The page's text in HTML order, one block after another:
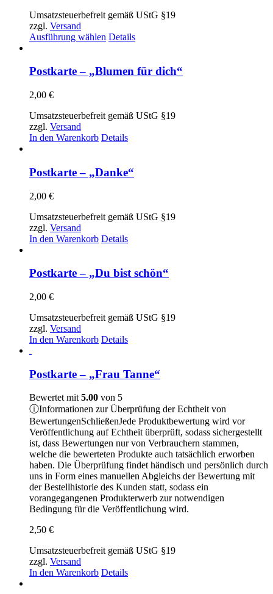
bis
Umsatzsteuerbefreit gemäß UStG §19
zzgl. Versand
Ausführung wählen Dieses
mehrere
Optionen
können
auf
gewählt
werden
Details
Postkarte – „Blumen für dich“
2,00 €
Umsatzsteuerbefreit gemäß UStG §19
zzgl. Versand
In den Warenkorb Details
Postkarte – „Danke“
2,00 €
Umsatzsteuerbefreit gemäß UStG §19
zzgl. Versand
In den Warenkorb Details
Postkarte – „Du bist schön“
2,00 €
Umsatzsteuerbefreit gemäß UStG §19
zzgl. Versand
In den Warenkorb Details
Postkarte – „Frau Tanne“
Bewertet mit 5.00 von 5
ⓘInformationen zur Überprüfung der Echtheit von
BewertungenSchließenJede Produktbewertung wird vor
Veröffentlichung auf Echtheit überprüft, sodass sichergestellt
ist, dass Bewertungen nur von Verbrauchern stammen,
welche die bewerteten Produkte auch tatsächlich erworben
haben. Die Überprüfung findet händisch und persönlich durch
uns in Form eines manuellen Abgleichs der Bewertung mit
der Bestellhistorie des Kunden statt, sodass ein
vorangegangenen Produkterwerb zur notwendigen
Bedingung für die Veröffentlichung wird.
2,50 €
Umsatzsteuerbefreit gemäß UStG §19
zzgl. Versand
In den Warenkorb Details